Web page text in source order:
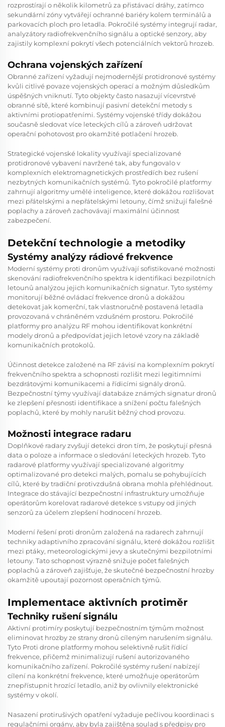
rozprostírají o několik kilometrů za přistávací dráhy, zatímco
sekundární zóny vytvářejí ochranné bariéry kolem terminálů a
parkovacích ploch pro letadla. Pokročilé systémy integrují radar,
analyzátory radiofrekvenčního signálu a optické senzory, aby
zajistily komplexní pokrytí všech potenciálních vektorů hrozeb.
Ochrana vojenských zařízení
Obranné zařízení vyžadují nejmodernější protidronové systémy
kvůli citlivé povaze vojenských operací a možným důsledkům
úspěšných vniknutí. Tyto objekty často nasazují vícevrstvé
obranné sítě, které kombinují pasivní detekční metody s
aktivními protiopatřeními. Systémy vojenské třídy dokážou
současně sledovat více leteckých cílů a zároveň udržovat
operační pohotovost pro okamžité potlačení hrozeb.
Strategické vojenské lokality využívají specializované
protidronové vybavení navržené tak, aby fungovalo v
komplexních elektromagnetických prostředích bez rušení
nezbytných komunikačních systémů. Tyto pokročilé platformy
zahrnují algoritmy umělé inteligence, které dokážou rozlišovat
mezi přátelskými a nepřátelskými letouny, čímž snižují falešné
poplachy a zároveň zachovávají maximální účinnost
zabezpečení.
Detekční technologie a metodiky
Systémy analýzy rádiové frekvence
Moderní systémy proti dronům využívají sofistikované možnosti
skenování radiofrekvenčního spektra k identifikaci bezpilotních
letounů analýzou jejich komunikačních signatur. Tyto systémy
monitorují běžné ovládací frekvence dronů a dokážou
detekovat jak komerční, tak vlastnoručně postavená letadla
provozovaná v chráněném vzdušném prostoru. Pokročilé
platformy pro analýzu RF mohou identifikovat konkrétní
modely dronů a předpovídat jejich letové vzory na základě
komunikačních protokolů.
Účinnost detekce založené na RF závisí na komplexním pokrytí
frekvenčního spektra a schopnosti rozlišit mezi legitimními
bezdrátovými komunikacemi a řídicími signály dronů.
Bezpečnostní týmy využívají databáze známých signatur dronů
ke zlepšení přesnosti identifikace a snížení počtu falešných
poplachů, které by mohly narušit běžný chod provozu.
Možnosti integrace radaru
Doplňkové radary zvyšují detekci dron tím, že poskytují přesná
data o poloze a informace o sledování leteckých hrozeb. Tyto
radarové platformy využívají specializované algoritmy
optimalizované pro detekci malých, pomalu se pohybujících
cílů, které by tradiční protivzdušná obrana mohla přehlédnout.
Integrace do stávající bezpečnostní infrastruktury umožňuje
operátorům korelovat radarové detekce s vstupy od jiných
senzorů za účelem zlepšení hodnocení hrozeb.
Moderní řešení proti dronům založená na radarech zahrnují
techniky adaptivního zpracování signálu, které dokážou rozlišit
mezi ptáky, meteorologickými jevy a skutečnými bezpilotními
letouny. Tato schopnost výrazně snižuje počet falešných
poplachů a zároveň zajišťuje, že skutečné bezpečnostní hrozby
okamžitě upoutají pozornost operačních týmů.
Implementace aktivních protiměr
Techniky rušení signálu
Aktivní protimíry poskytují bezpečnostním týmům možnost
eliminovat hrozby ze strany dronů cíleným narušením signálu.
Tyto Proti drone platformy mohou selektivně rušit řídící
frekvence, přičemž minimalizují rušení autorizovaného
komunikačního zařízení. Pokročilé systémy rušení nabízejí
cílení na konkrétní frekvence, které umožňuje operátorům
znepřístupnit hrozící letadlo, aniž by ovlivnily elektronické
systémy v okolí.
Nasazení protirušivých opatření vyžaduje pečlivou koordinaci s
regulačními orgány, aby byla zajištěna soulad s předpisy pro